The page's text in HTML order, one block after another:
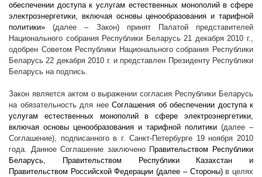
обеспечении доступа к услугам естественных монополий в сфере
электроэнергетики, включая основы ценообразования и тарифной
политики» (далее – Закон) принят Палатой представителей
Национального собрания Республики Беларусь 21 декабря2010 г.,
одобрен Советом Республики Национального собрания Республики
Беларусь 22 декабря2010 г. и представлен Президенту Республики
Беларусь на подпись.
Закон является актом о выражении согласия Республики Беларусь
на обязательность для нее Соглашения об обеспечении доступа к
услугам естественных монополий в сфере электроэнергетики,
включая основы ценообразования и тарифной политики (далее –
Соглашение), подписанного в г. Санкт-Петербурге 19 ноября 2010
года. Данное Соглашение заключено Правительством Республики
Беларусь, Правительством Республики Казахстан и
Правительством Российской Федерации (далее – Стороны) в целях